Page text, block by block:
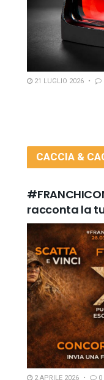
21 LUGLIO 2026
CACCIA &
racconta la
2 APRILE 2026 0